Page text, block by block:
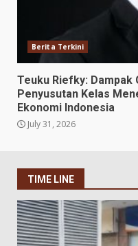
Berita Terkini
Teuku Riefky: Dampak
Penyusutan Kelas
Ekonomi Indonesia
July 31, 2026
TIME LINE